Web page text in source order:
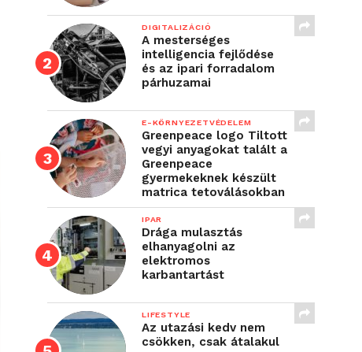
DIGITALIZÁCIÓ
A mesterséges
intelligencia fejlődése
és az ipari forradalom
párhuzamai
E-KÖRNYEZETVÉDELEM
Greenpeace logo Tiltott
vegyi anyagokat talált a
Greenpeace
gyermekeknek készült
matrica tetoválásokban
IPAR
Drága mulasztás
elhanyagolni az
elektromos
karbantartást
LIFESTYLE
Az utazási kedv nem
csökken, csak átalakul